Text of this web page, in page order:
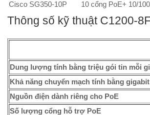
Cisco SG350-10P 10 cổng PoE+ 10/
Thông số kỹ thuật C1200-
Dung lượng tính bằng triệu gói tin mỗi
Khả năng chuyển mạch tính bằng
Nguồn điện dành riêng cho PoE
Số lượng cổng hỗ trợ PoE